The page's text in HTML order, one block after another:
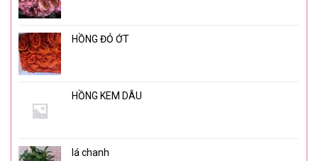
HỒNG ĐỎ ỚT
HỒNG KEM DÂU
lá chanh